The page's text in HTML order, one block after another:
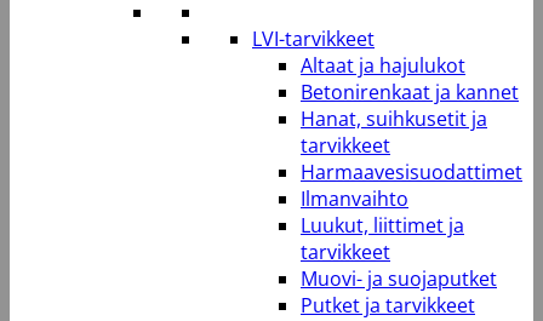
LVI-tarvikkeet
Altaat ja hajulukot
Betonirenkaat ja kannet
Hanat, suihkusetit ja
tarvikkeet
Harmaavesisuodattimet
Ilmanvaihto
Luukut, liittimet ja
tarvikkeet
Muovi- ja suojaputket
Putket ja tarvikkeet